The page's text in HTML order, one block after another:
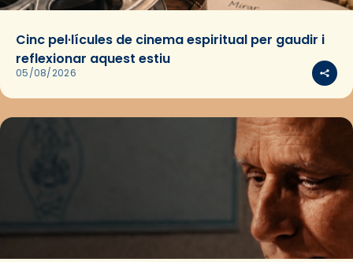
Cinc pel·lícules de cinema espiritual per gaudir i
reflexionar aquest estiu
05/08/2026